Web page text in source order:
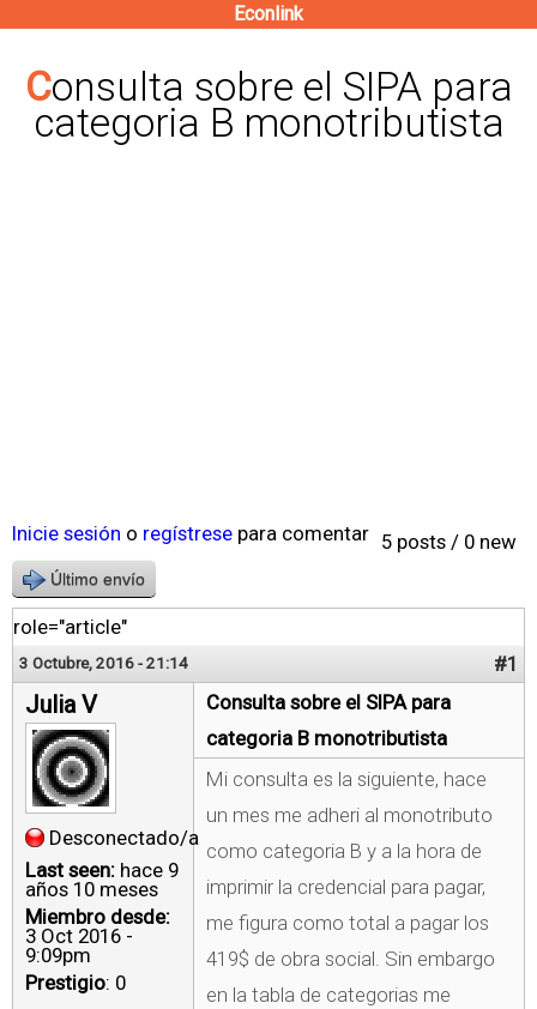
contenido
principal
Econlink
Consulta sobre el SIPA para
categoria B monotributista
5 posts / 0 new
Inicie sesión o regístrese para comentar
Último envío
role="article"
3 Octubre, 2016 - 21:14 #1
Julia V
Desconectado/a
Last seen: hace 9
años 10 meses
Miembro desde:
3 Oct 2016 -
9:09pm
Prestigio: 0
Consulta sobre el SIPA para
categoria B monotributista
Mi consulta es la siguiente, hace
un mes me adheri al monotributo
como categoria B y a la hora de
imprimir la credencial para pagar,
me figura como total a pagar los
419$ de obra social. Sin embargo
en la tabla de categorias me